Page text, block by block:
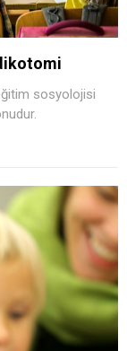
sosyolojisi